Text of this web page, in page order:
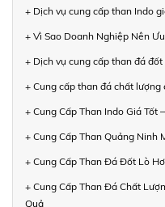
+ Dịch vụ cung cấp than Indo
+ Vì Sao Doanh Nghiệp Nên
+ Dịch vụ cung cấp than đá
+ Cung cấp than đá chất
+ Cung Cấp Than Indo Giá Tốt
+ Cung Cấp Than Quảng Ninh
+ Cung Cấp Than Đá Đốt Lò
+ Cung Cấp Than Đá Chất
Quả